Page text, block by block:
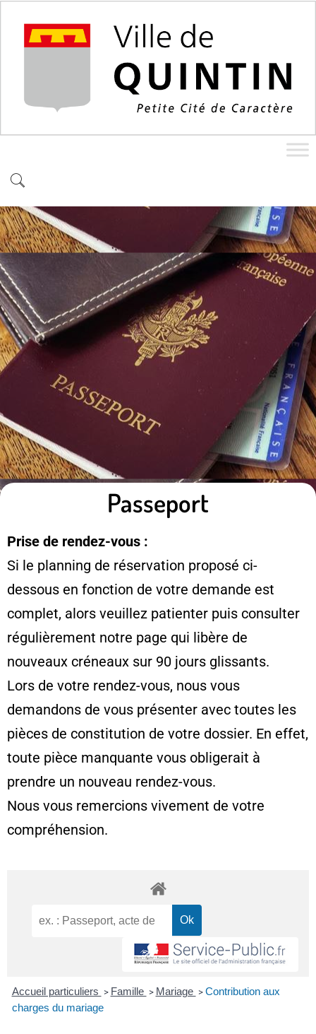
Passeport
Prise de rendez-vous :
Si le planning de réservation proposé ci-
dessous en fonction de votre demande est
complet, alors veuillez patienter puis consulter
régulièrement notre page qui libère de
nouveaux créneaux sur 90 jours glissants.
Lors de votre rendez-vous, nous vous
demandons de vous présenter avec toutes les
pièces de constitution de votre dossier. En effet,
toute pièce manquante vous obligerait à
prendre un nouveau rendez-vous.
Nous vous remercions vivement de votre
compréhension.
Accueil particuliers > Famille > Mariage > Contribution aux
charges du mariage